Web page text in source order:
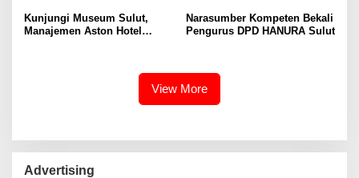
Kunjungi Museum Sulut,
Manajemen Aston Hotel
Narasumber Kompeten Bekali
Pengurus DPD HANURA Sulut
View More
Advertising